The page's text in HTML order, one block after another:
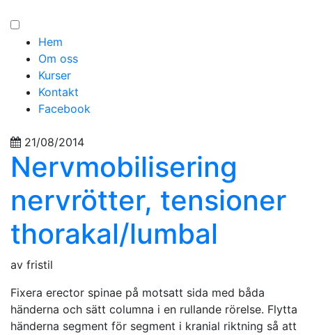
Hem
Om oss
Kurser
Kontakt
Facebook
21/08/2014
Nervmobilisering
nervrötter, tensioner
thorakal/lumbal
av fristil
Fixera erector spinae på motsatt sida med båda
händerna och sätt columna i en rullande rörelse. Flytta
händerna segment för segment i kranial riktning så att